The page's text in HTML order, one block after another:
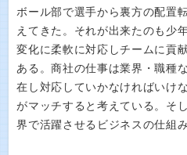
ボール部で選手から裏方の配置
えてきた。それが出来たのも少
変化に柔軟に対応しチームに貢
ある。商社の仕事は業界・職種
在し対応していかなければいけ
がマッチすると考えている。そ
界で活躍させるビジネスの仕組